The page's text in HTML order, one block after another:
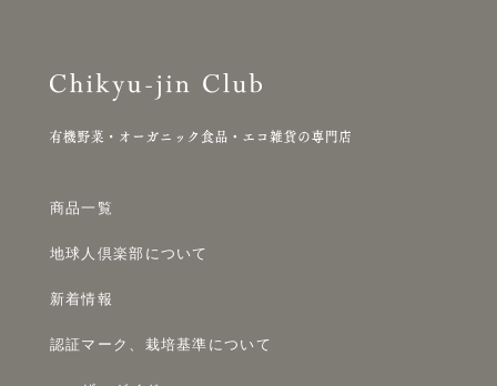
商品一覧
地球人倶楽部について
新着情報
認証マーク、栽培基準について